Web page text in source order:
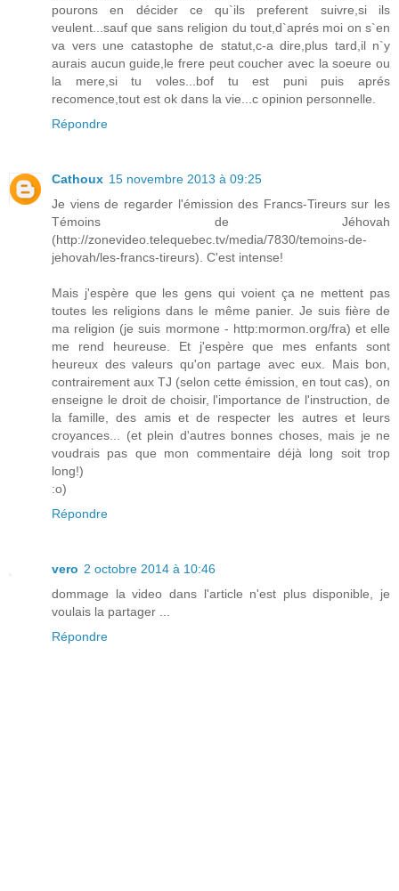
pourons en décider ce qu`ils preferent suivre,si ils
veulent...sauf que sans religion du tout,d`aprés moi on s`en
va vers une catastophe de statut,c-a dire,plus tard,il n`y
aurais aucun guide,le frere peut coucher avec la soeure ou
la mere,si tu voles...bof tu est puni puis aprés
recomence,tout est ok dans la vie...c opinion personnelle.
Répondre
Cathoux 15 novembre 2013 à 09:25
Je viens de regarder l'émission des Francs-Tireurs sur les
Témoins de Jéhovah
(http://zonevideo.telequebec.tv/media/7830/temoins-de-
jehovah/les-francs-tireurs). C'est intense!
Mais j'espère que les gens qui voient ça ne mettent pas
toutes les religions dans le même panier. Je suis fière de
ma religion (je suis mormone - http:mormon.org/fra) et elle
me rend heureuse. Et j'espère que mes enfants sont
heureux des valeurs qu'on partage avec eux. Mais bon,
contrairement aux TJ (selon cette émission, en tout cas), on
enseigne le droit de choisir, l'importance de l'instruction, de
la famille, des amis et de respecter les autres et leurs
croyances... (et plein d'autres bonnes choses, mais je ne
voudrais pas que mon commentaire déjà long soit trop
long!)
:o)
Répondre
vero 2 octobre 2014 à 10:46
dommage la video dans l'article n'est plus disponible, je
voulais la partager ...
Répondre